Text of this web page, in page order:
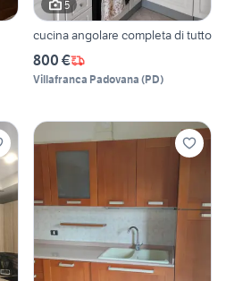
5
cucina angolare completa di tutto
800 €
Villafranca Padovana (PD)